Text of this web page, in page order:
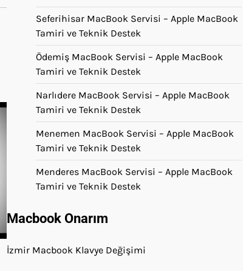
Seferihisar MacBook Servisi – Apple MacBook
Tamiri ve Teknik Destek
Ödemiş MacBook Servisi – Apple MacBook
Tamiri ve Teknik Destek
Narlıdere MacBook Servisi – Apple MacBook
Tamiri ve Teknik Destek
Menemen MacBook Servisi – Apple MacBook
Tamiri ve Teknik Destek
Menderes MacBook Servisi – Apple MacBook
Tamiri ve Teknik Destek
Macbook Onarım
İzmir Macbook Klavye Değişimi